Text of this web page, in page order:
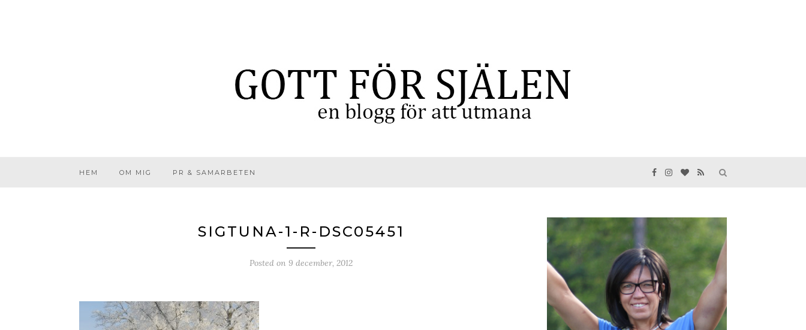
HEM OM MIG PR & SAMARBETEN
SIGTUNA-1-R-DSC05451
Posted on 9 december, 2012